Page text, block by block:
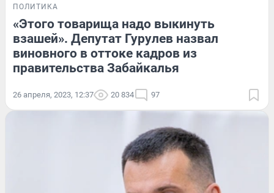
ПОЛИТИКА
«Этого товарища надо выкинуть
взашей». Депутат Гурулев назвал
виновного в оттоке кадров из
правительства Забайкалья
26 апреля, 2023, 12:37 20 834 97